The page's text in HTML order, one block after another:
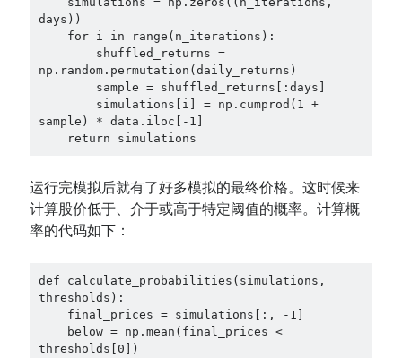
days))
np.random.permutation(daily_returns)
sample) * data.iloc[-1]
    return simulations
运行完模拟后就有了好多模拟的最终价格。这时候来
计算股价低于、介于或高于特定阈值的概率。计算概
率的代码如下：
def calculate_probabilities(simulations,
thresholds):
thresholds[0])